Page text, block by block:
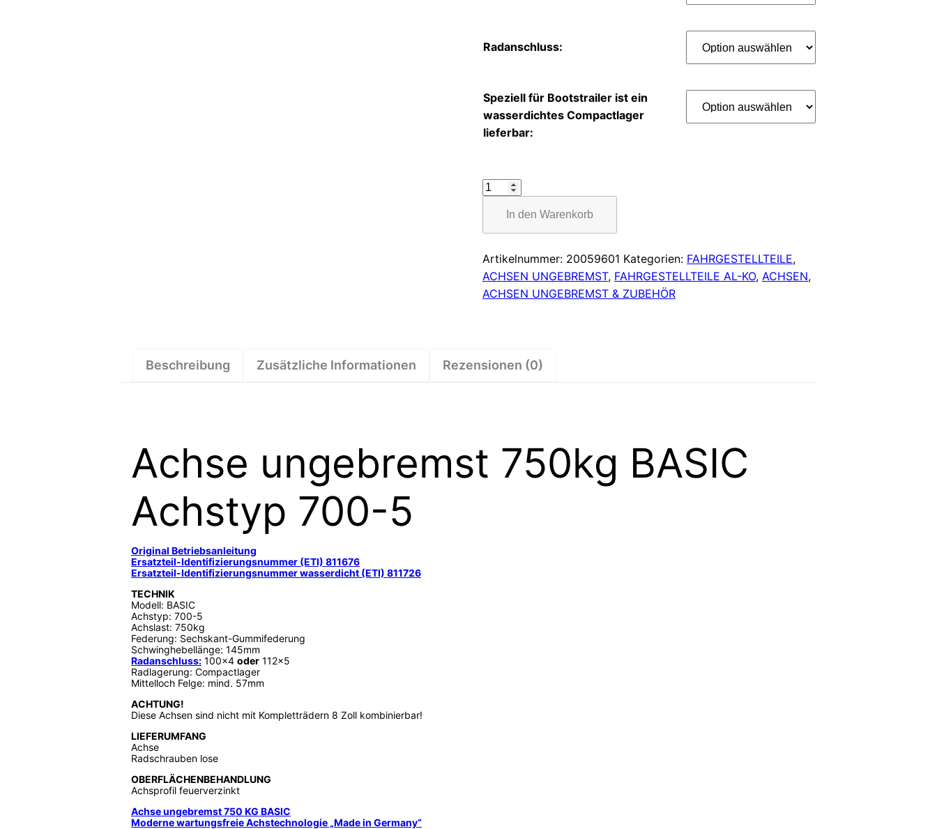
Radanschluss:
Speziell für Bootstrailer ist ein
wasserdichtes Compactlager
lieferbar:
Achse
750kg
BASIC
Achstyp
700-
5
In den Warenkorb
Artikelnummer: 20059601 Kategorien: FAHRGESTELLTEILE,
ACHSEN UNGEBREMST, FAHRGESTELLTEILE AL-KO, ACHSEN,
ACHSEN UNGEBREMST & ZUBEHÖR
Beschreibung Zusätzliche Informationen Rezensionen (0)
Achse ungebremst 750kg BASIC
Achstyp 700-5
Original Betriebsanleitung
Ersatzteil-Identifizierungsnummer (ETI) 811676
Ersatzteil-Identifizierungsnummer wasserdicht (ETI) 811726
TECHNIK
Modell: BASIC
Achstyp: 700-5
Achslast: 750kg
Federung: Sechskant-Gummifederung
Schwinghebellänge: 145mm
Radanschluss: 100×4 oder 112×5
Radlagerung: Compactlager
Mittelloch Felge: mind. 57mm
ACHTUNG!
Diese Achsen sind nicht mit Kompletträdern 8 Zoll kombinierbar!
LIEFERUMFANG
Achse
Radschrauben lose
OBERFLÄCHENBEHANDLUNG
Achsprofil feuerverzinkt
Achse ungebremst 750 KG BASIC
Moderne wartungsfreie Achstechnologie „Made in Germany“